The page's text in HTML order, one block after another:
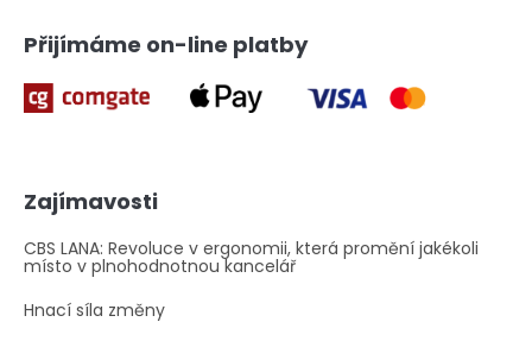
s
Přijímáme on-line platby
Zajímavosti
CBS LANA: Revoluce v ergonomii, která promění jakékoli
místo v plnohodnotnou kancelář
Hnací síla změny